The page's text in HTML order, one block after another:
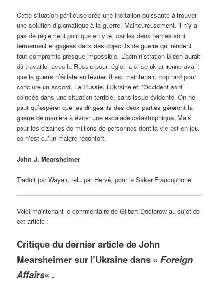
Cette situation périlleuse crée une incitation puissante à trouver
une solution diplomatique à la guerre. Malheureusement, il n’y a
pas de règlement politique en vue, car les deux parties sont
fermement engagées dans des objectifs de guerre qui rendent
tout compromis presque impossible. L’administration Biden aurait
dû travailler avec la Russie pour régler la crise ukrainienne avant
que la guerre n’éclate en février. Il est maintenant trop tard pour
conclure un accord. La Russie, l’Ukraine et l’Occident sont
coincés dans une situation terrible, sans issue évidente. On ne
peut qu’espérer que les dirigeants des deux parties géreront la
guerre de manière à éviter une escalade catastrophique. Mais
pour les dizaines de millions de personnes dont la vie est en jeu,
ce n’est qu’un maigre réconfort.
John J. Mearsheimer
Traduit par Wayan, relu par Hervé, pour le Saker Francophone
Voici maintenant le commentaire de Gilbert Doctorow au sujet de
cet article :
Critique du dernier article de John
Mearsheimer sur l’Ukraine dans «Foreign
Affairs« .